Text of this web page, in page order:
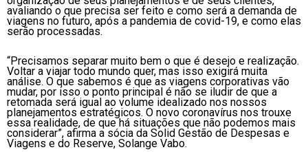
avaliando o que precisa ser feito e como será a demanda de
viagens no futuro, após a pandemia de covid-19, e como elas
serão processadas.
“Precisamos separar muito bem o que é desejo e realização.
Voltar a viajar todo mundo quer, mas isso exigirá muita
análise. O que sabemos é que as viagens corporativas vão
mudar, por isso o ponto principal é não se iludir de que a
retomada será igual ao volume idealizado nos nossos
planejamentos estratégicos. O novo coronavírus nos trouxe
essa realidade, de que há situações que não podemos mais
considerar”, afirma a sócia da Solid Gestão de Despesas e
Viagens e do Reserve, Solange Vabo.